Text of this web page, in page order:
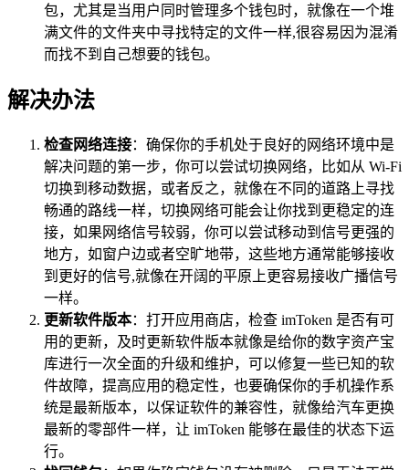
包，尤其是当用户同时管理多个钱包时，就像在一个堆
满文件的文件夹中寻找特定的文件一样,很容易因为混淆
而找不到自己想要的钱包。
解决办法
检查网络连接：确保你的手机处于良好的网络环境中是
解决问题的第一步，你可以尝试切换网络，比如从 Wi-Fi
切换到移动数据，或者反之，就像在不同的道路上寻找
畅通的路线一样，切换网络可能会让你找到更稳定的连
接，如果网络信号较弱，你可以尝试移动到信号更强的
地方，如窗户边或者空旷地带，这些地方通常能够接收
到更好的信号,就像在开阔的平原上更容易接收广播信号
一样。
更新软件版本：打开应用商店，检查 imToken 是否有可
用的更新，及时更新软件版本就像是给你的数字资产宝
库进行一次全面的升级和维护，可以修复一些已知的软
件故障，提高应用的稳定性，也要确保你的手机操作系
统是最新版本，以保证软件的兼容性，就像给汽车更换
最新的零部件一样，让 imToken 能够在最佳的状态下运
行。